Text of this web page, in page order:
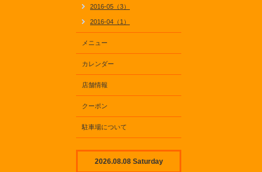
2016-05（3）
2016-04（1）
メニュー
カレンダー
店舗情報
クーポン
駐車場について
2026.08.08 Saturday